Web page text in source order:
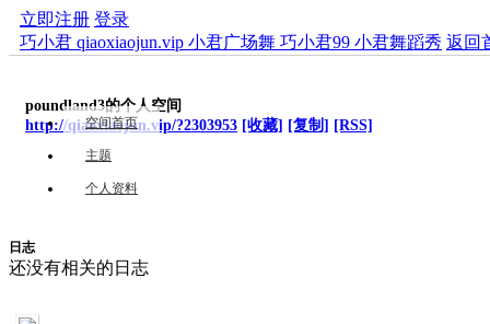
立即注册 登录
巧小君 qiaoxiaojun.vip 小君广场舞 巧小君99 小君舞蹈秀 返回
poundland3的个人空间
http://qiaoxiaojun.vip/?2303953 [收藏] [复制] [RSS]
空间首页
主题
个人资料
日志
还没有相关的日志